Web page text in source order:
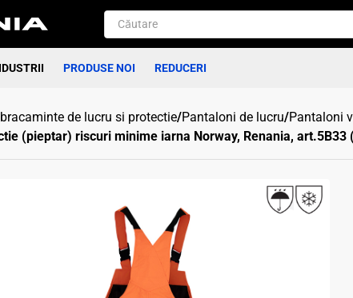
PRODUSE NOI REDUCERI
de lucru si protectie/Pantaloni de lucru/Pantaloni
(pieptar) riscuri minime iarna Norway, Renania, art.5B33